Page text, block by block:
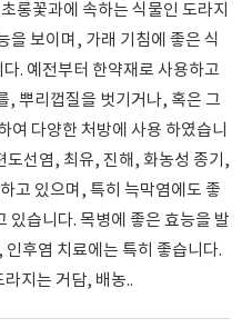
롱꽃과에 속하는 식물인 도라지
을 보이며, 가래 기침에 좋은 식
. 예전부터 한약재로 사용하고
, 뿌리껍질을 벗기거나, 혹은 그
다양한 처방에 사용 하였습니
도선염, 최유, 진해, 화농성 종기,
고 있으며, 특히 늑막염에도 좋
있습니다. 목병에 좋은 효능을 발
후염 치료에는 특히 좋습니다.
지는 거담, 배농..